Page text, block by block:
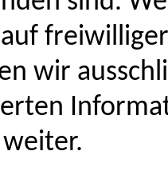
wir